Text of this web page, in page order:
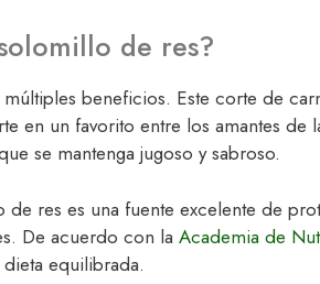
de res?
múltiples beneficios. Este corte de
en un favorito entre los amantes de
se mantenga jugoso y sabroso.
de res es una fuente excelente de
De acuerdo con la Academia de
equilibrada.